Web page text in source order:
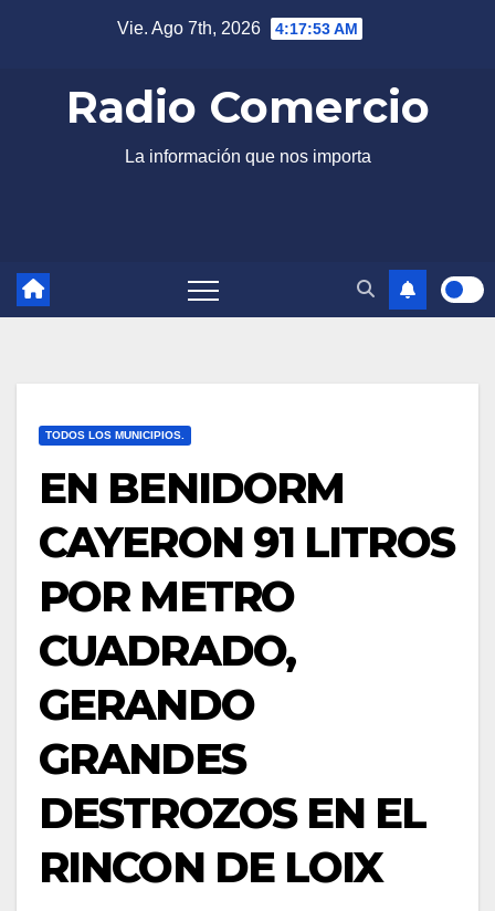
Vie. Ago 7th, 2026 4:17:54 AM
Radio Comercio
La información que nos importa
TODOS LOS MUNICIPIOS.
EN BENIDORM
CAYERON 91 LITROS
POR METRO
CUADRADO,
GERANDO
GRANDES
DESTROZOS EN EL
RINCON DE LOIX